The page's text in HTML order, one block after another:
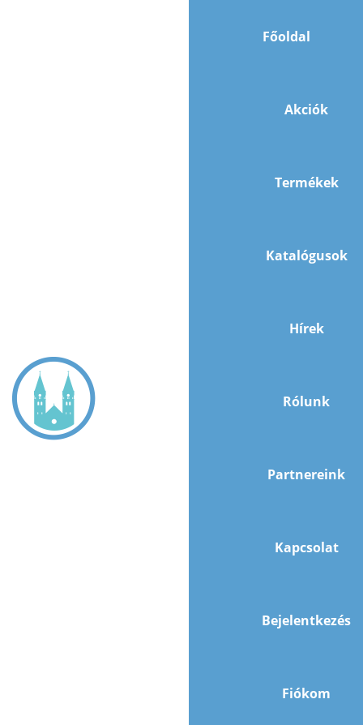
Főoldal
Akciók
Termékek
Katalógusok
Hírek
Rólunk
Partnereink
Kapcsolat
Bejelentkezés
Fiókom